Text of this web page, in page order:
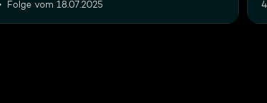
Folge vom 18.07.2025